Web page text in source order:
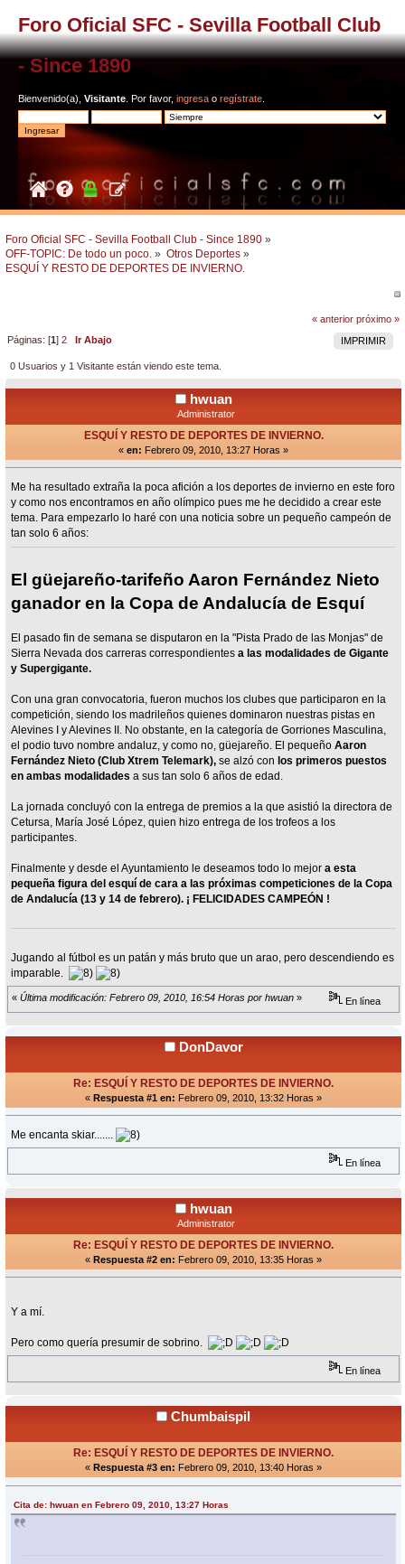
Foro Oficial SFC - Sevilla Football Club
- Since 1890
Bienvenido(a), Visitante . Por favor, ingresa o regístrate
Foro Oficial SFC - Sevilla Football Club - Since 1890 »
OFF-TOPIC: De todo un poco. » Otros Deportes »
ESQUÍ Y RESTO DE DEPORTES DE INVIERNO.
« anterior próximo »
IMPRIMIR
Páginas: [1]2 Ir Abajo
0 Usuarios y 1 Visitante están viendo este tema.
hwuan
Administrator
ESQUÍ Y RESTO DE DEPORTES DE INVIERNO.
« en: Febrero 09, 2010, 13:27 Horas »
Me ha resultado extraña la poca afición a los deportes de invierno en este foro
y como nos encontramos en año olímpico pues me he decidido a crear este
tema. Para empezarlo lo haré con una noticia sobre un pequeño campeón de
tan solo 6 años:
El güejareño-tarifeño Aaron Fernández Nieto
ganador en la Copa de Andalucía de Esquí
El pasado fin de semana se disputaron en la "Pista Prado de las Monjas" de
Sierra Nevada dos carreras correspondientesa las modalidades de Gigante
y Supergigante.
Con una gran convocatoria, fueron muchos los clubes que participaron en la
competición, siendo los madrileños quienes dominaron nuestras pistas en
Alevines I y Alevines II. No obstante, en la categoría de Gorriones Masculina,
el podio tuvo nombre andaluz, y como no, güejareño. El pequeñoAaron
Fernández Nieto (Club Xtrem Telemark),se alzó con los primeros puestos
en ambas modalidades a sus tan solo 6 años de edad.
La jornada concluyó con la entrega de premios a la que asistió la directora de
Cetursa, María José López, quien hizo entrega de los trofeos a los
participantes.
Finalmente y desde el Ayuntamiento le deseamos todo lo mejora esta
pequeña figura del esquí de cara a las próximas competiciones de la Copa
de Andalucía (13 y 14 de febrero). ¡ FELICIDADES CAMPEÓN !
Jugando al fútbol es un patán y más bruto que un arao, pero descendiendo es
imparable.
« Última modificación: Febrero 09, 2010, 16:54 Horas por hwuan » En línea
DonDavor
Re: ESQUÍ Y RESTO DE DEPORTES DE INVIERNO.
« Respuesta #1 en: Febrero 09, 2010, 13:32 Horas »
Me encanta skiar.......
En línea
hwuan
Administrator
Re: ESQUÍ Y RESTO DE DEPORTES DE INVIERNO.
« Respuesta #2 en: Febrero 09, 2010, 13:35 Horas »
Y a mí.
Pero como quería presumir de sobrino.
En línea
Chumbaispil
Re: ESQUÍ Y RESTO DE DEPORTES DE INVIERNO.
« Respuesta #3 en: Febrero 09, 2010, 13:40 Horas »
Cita de: hwuan en Febrero 09, 2010, 13:27 Horas